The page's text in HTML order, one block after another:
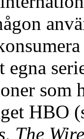
som
HBO
The